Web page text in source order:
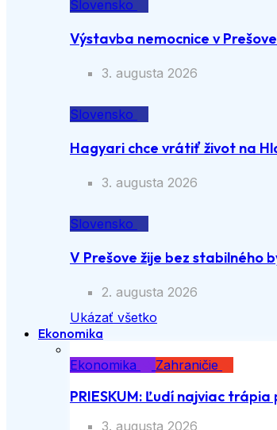
Slovensko
Výstavba nemocnice v
3. augusta 2026
Slovensko
Hagyari chce vrátiť život na
3. augusta 2026
Slovensko
V Prešove žije bez stabilného
2. augusta 2026
Ukázať všetko
Ekonomika
Ekonomika
Zahraničie
PRIESKUM: Ľudí najviac
3. augusta 2026